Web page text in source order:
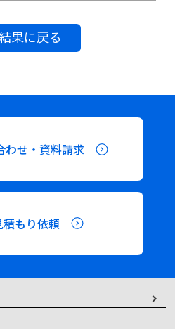
果に戻る
わせ・資料請求
積もり依頼